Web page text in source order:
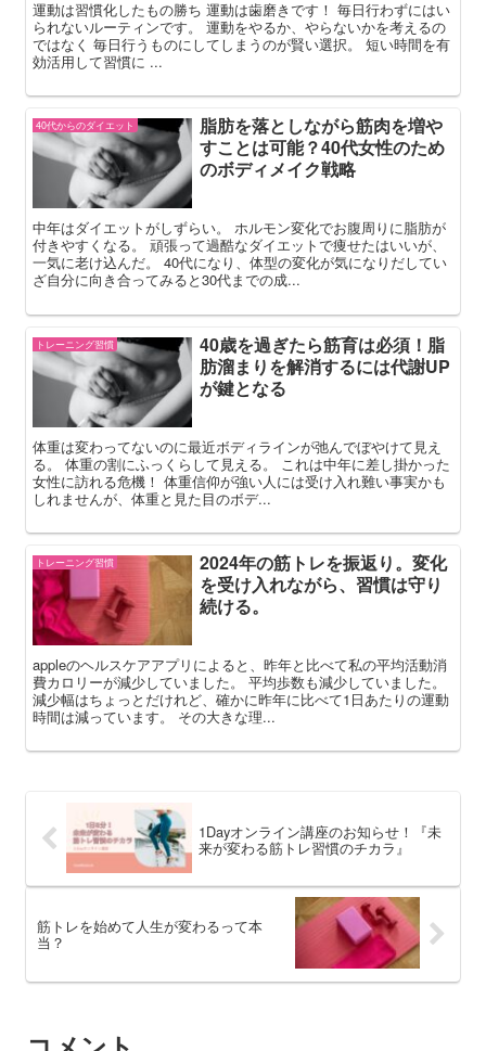
運動は習慣化したもの勝ち 運動は歯磨きです！ 毎日行わずにはい
られないルーティンです。 運動をやるか、やらないかを考えるの
ではなく 毎日行うものにしてしまうのが賢い選択。 短い時間を有
効活用して習慣に ...
40代からのダイエット
脂肪を落としながら筋肉を増や
すことは可能？40代女性のため
のボディメイク戦略
中年はダイエットがしずらい。 ホルモン変化でお腹周りに脂肪が
付きやすくなる。 頑張って過酷なダイエットで痩せたはいいが、
一気に老け込んだ。 40代になり、体型の変化が気になりだしてい
ざ自分に向き合ってみると30代までの成...
トレーニング習慣
40歳を過ぎたら筋育は必須！脂
肪溜まりを解消するには代謝UP
が鍵となる
体重は変わってないのに最近ボディラインが弛んでぼやけて見え
る。 体重の割にふっくらして見える。 これは中年に差し掛かった
女性に訪れる危機！ 体重信仰が強い人には受け入れ難い事実かも
しれませんが、体重と見た目のボデ...
トレーニング習慣
2024年の筋トレを振返り。変化
を受け入れながら、習慣は守り
続ける。
appleのヘルスケアアプリによると、昨年と比べて私の平均活動消
費カロリーが減少していました。 平均歩数も減少していました。
減少幅はちょっとだけれど、確かに昨年に比べて1日あたりの運動
時間は減っています。 その大きな理...
1Dayオンライン講座のお知らせ！『未
来が変わる筋トレ習慣のチカラ』
筋トレを始めて人生が変わるって本
当？